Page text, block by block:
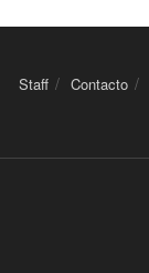
Staff Contacto